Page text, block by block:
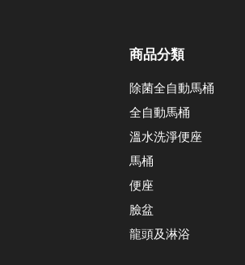
商品分類
除菌全自動馬桶
全自動馬桶
溫水洗淨便座
馬桶
便座
臉盆
龍頭及淋浴